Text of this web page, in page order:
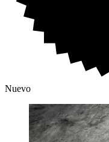
Nuevo